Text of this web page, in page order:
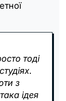
тоді
з
ідея